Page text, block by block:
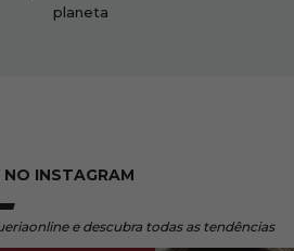
planeta
INSTAGRAM
e descubra todas as tendências